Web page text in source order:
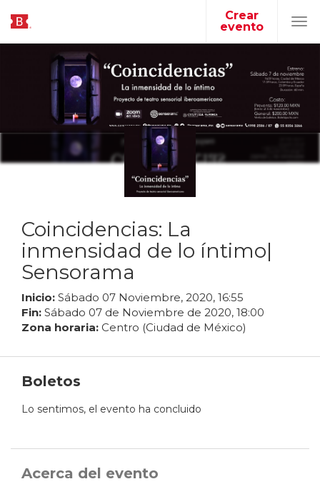
Crear
evento
Coincidencias: La
inmensidad de lo íntimo|
Sensorama
Inicio: Sábado 07 Noviembre, 2020, 16:55
Fin: Sábado 07 de Noviembre de 2020, 18:00
Zona horaria: Centro (Ciudad de México)
Boletos
Lo sentimos, el evento ha concluido
Acerca del evento